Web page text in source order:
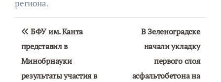
региона.
Навигация
по
записям
БФУ им. Канта
представил в
Минобрнауки
результаты участия в
В Зеленоградске
начали укладку
первого слоя
асфальтобетона на